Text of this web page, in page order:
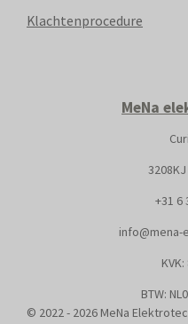
Klachtenprocedure
MeNa
+31 6
KVK:
BTW:
© 2022 - 2026 MeNa